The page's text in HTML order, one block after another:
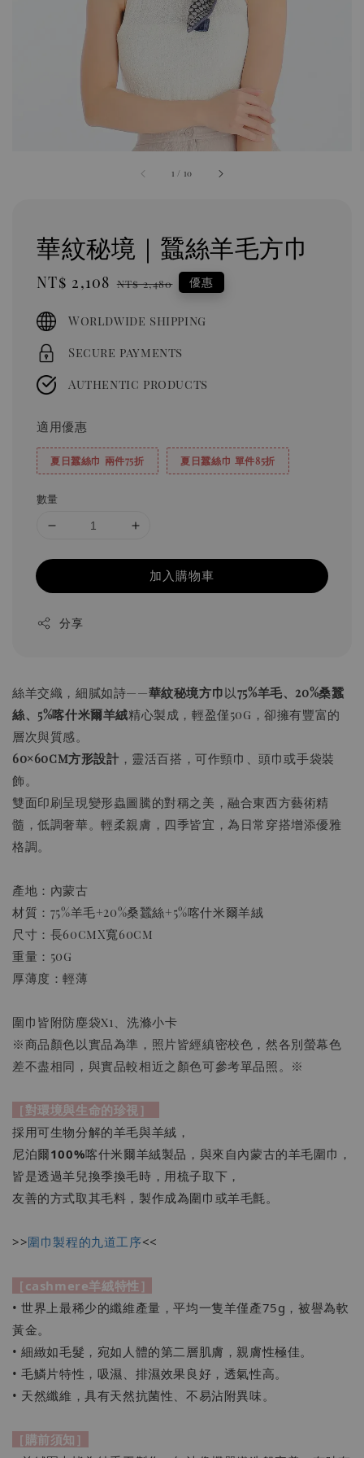
1 / 10
華紋秘境｜蠶絲羊毛方巾
Sale
NT$ 2,108 Regular
NT$ 2,480 優惠
Worldwide shipping
Secure payments
Authentic products
適用優惠
夏日蠶絲巾 兩件75折 夏日蠶絲巾 單件85折
數量
加入購物車
分享
絲羊交織，細膩如詩——華紋秘境方巾以75%羊毛、20%桑蠶
絲、5%喀什米爾羊絨精心製成，輕盈僅50g，卻擁有豐富的
層次與質感。
60×60cm方形設計 ，靈活百搭，可作頸巾、頭巾或手袋裝
飾。
雙面印刷呈現變形蟲圖騰的對稱之美，融合東西方藝術精
髓，低調奢華。輕柔親膚，四季皆宜，為日常穿搭增添優雅
格調。
產地：內蒙古
材質：75%羊毛+20%桑蠶絲+5%喀什米爾羊絨
尺寸：長60cmX寬60cm
重量：50g
厚薄度：輕薄
圍巾皆附防塵袋x1、洗滌小卡
※商品顏色以實品為準，照片皆經縝密校色，然各別螢幕色
差不盡相同，與實品較相近之顏色可參考單品照。※
［對環境與生命的珍視］
採用可生物分解的羊毛與羊絨，
尼泊爾100%喀什米爾羊絨製品，與來自內蒙古的羊毛圍巾，
皆是透過羊兒換季換毛時，用梳子取下，
友善的方式取其毛料，製作成為圍巾或羊毛氈。
>>圍巾製程的九道工序<<
［cashmere羊絨特性］
• 世界上最稀少的纖維產量，平均一隻羊僅產75g，被譽為軟
黃金。
• 細緻如毛髮，宛如人體的第二層肌膚，親膚性極佳。
• 毛鱗片特性，吸濕、排濕效果良好，透氣性高。
• 天然纖維，具有天然抗菌性、不易沾附異味。
［購前須知］